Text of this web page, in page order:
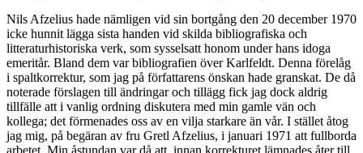
Nils Afzelius hade nämligen vid sin bortgång den 20 december 1970
icke hunnit lägga sista handen vid skilda bibliografiska och
litteraturhistoriska verk, som sysselsatt honom under hans idoga
emeritår. Bland dem var bibliografien över Karlfeldt. Denna förelåg
i spaltkorrektur, som jag på författarens önskan hade granskat. De då
noterade förslagen till ändringar och tillägg fick jag dock aldrig
tillfälle att i vanlig ordning diskutera med min gamle vän och
kollega; det förmenades oss av en vilja starkare än vår. I stället åtog
jag mig, på begäran av fru Gretl Afzelius, i januari 1971 att fullborda